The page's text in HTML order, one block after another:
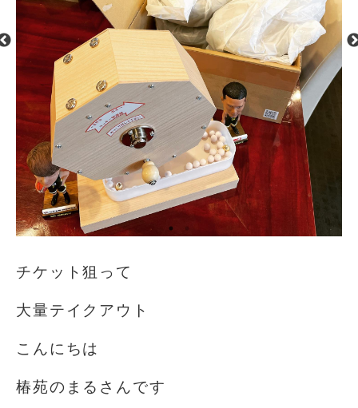
チケット狙って
大量テイクアウト
こんにちは
椿苑のまるさんです